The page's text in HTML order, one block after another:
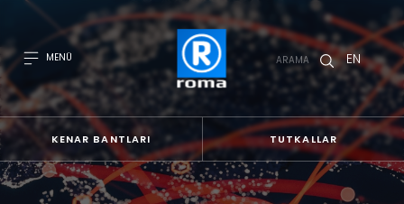
MENÜ ARAMA EN
KENAR BANTLARI TUTKALLAR